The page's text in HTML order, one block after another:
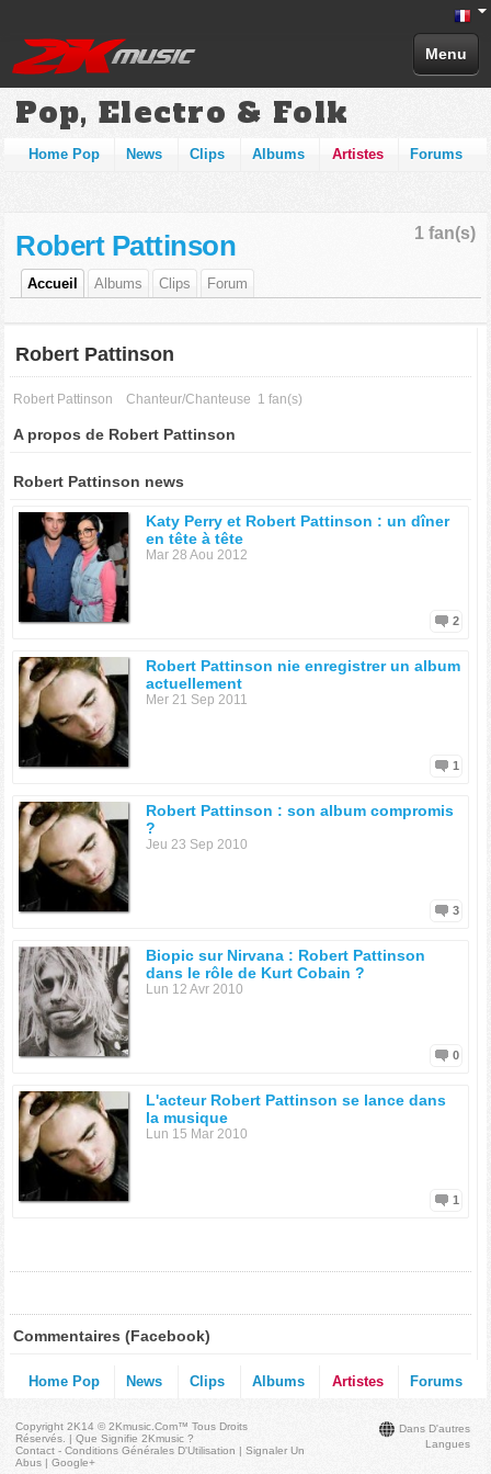
Menu
Pop, Electro & Folk
Home Pop News Clips Albums Artistes Forums
1 fan(s)
Robert Pattinson
Accueil Albums Clips Forum
Robert Pattinson
Robert Pattinson Chanteur/Chanteuse 1 fan(s)
A propos de Robert Pattinson
Robert Pattinson news
Katy Perry et Robert Pattinson : un dîner
en tête à tête
Mar 28 Aou 2012
2
Robert Pattinson nie enregistrer un album
actuellement
Mer 21 Sep 2011
1
Robert Pattinson : son album compromis
?
Jeu 23 Sep 2010
3
Biopic sur Nirvana : Robert Pattinson
dans le rôle de Kurt Cobain ?
Lun 12 Avr 2010
0
L'acteur Robert Pattinson se lance dans
la musique
Lun 15 Mar 2010
1
Commentaires (Facebook)
Home Pop News Clips Albums Artistes Forums
Dans D'autres
Langues
Copyright 2K14 © 2Kmusic.com™Tous Droits
Réservés . |Que Signifie 2Kmusic ?
Contact - Conditions Générales D'Utilisation |Signaler Un
Abus |Google+